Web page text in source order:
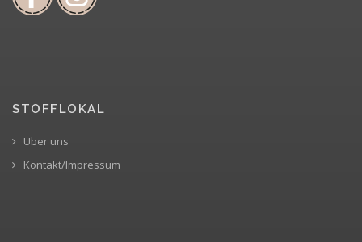
STOFFLOKAL
Über uns
Kontakt/Impressum